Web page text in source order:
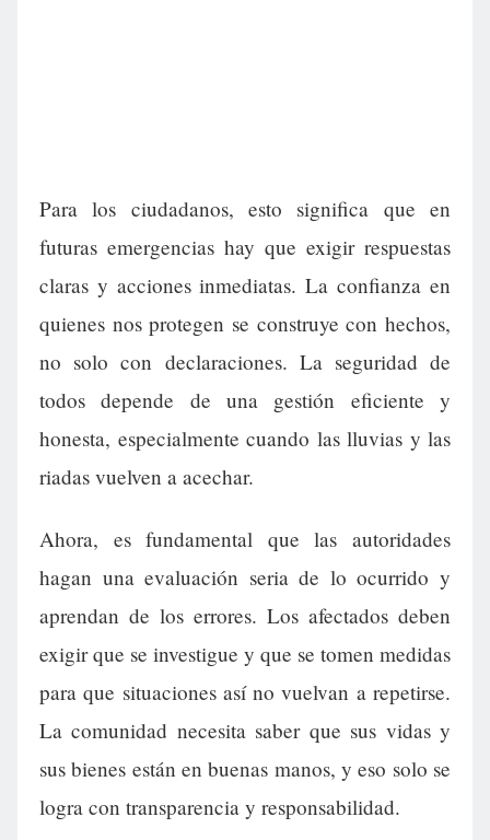
Para los ciudadanos, esto significa que en
futuras emergencias hay que exigir respuestas
claras y acciones inmediatas. La confianza en
quienes nos protegen se construye con hechos,
no solo con declaraciones. La seguridad de
todos depende de una gestión eficiente y
honesta, especialmente cuando las lluvias y las
riadas vuelven a acechar.
Ahora, es fundamental que las autoridades
hagan una evaluación seria de lo ocurrido y
aprendan de los errores. Los afectados deben
exigir que se investigue y que se tomen medidas
para que situaciones así no vuelvan a repetirse.
La comunidad necesita saber que sus vidas y
sus bienes están en buenas manos, y eso solo se
logra con transparencia y responsabilidad.